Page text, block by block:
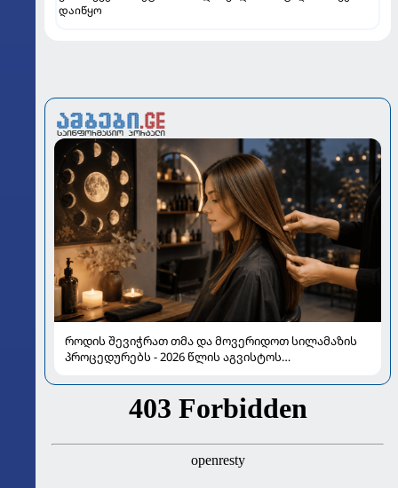
დაიწყო
როდის შევიჭრათ თმა და მოვერიდოთ სილამაზის
პროცედურებს - 2026 წლის აგვისტოს